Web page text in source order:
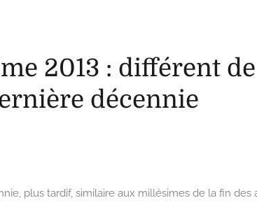
2013 : différent
décennie
plus tardif, similaire aux millésimes de la fin des